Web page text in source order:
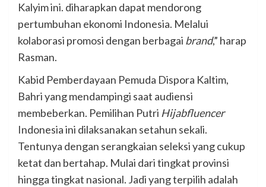
Kalyim ini. diharapkan dapat mendorong
pertumbuhan ekonomi Indonesia. Melalui
kolaborasi promosi dengan berbagai brand,” harap
Rasman.
Kabid Pemberdayaan Pemuda Dispora Kaltim,
Bahri yang mendampingi saat audiensi
membeberkan. Pemilihan Putri Hijabfluencer
Indonesia ini dilaksanakan setahun sekali.
Tentunya dengan serangkaian seleksi yang cukup
ketat dan bertahap. Mulai dari tingkat provinsi
hingga tingkat nasional. Jadi yang terpilih adalah